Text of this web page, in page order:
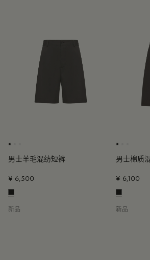
男士羊毛混纺短裤
¥ 6,500
新品
男士棉质
¥ 6,100
新品